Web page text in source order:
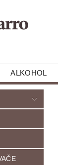
ALKOHOL